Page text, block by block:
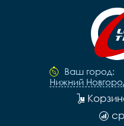
Ваш город:
Нижний